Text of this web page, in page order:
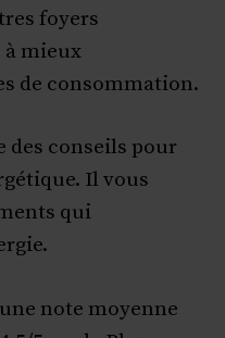
foyers
à mieux
de consommation.
des conseils pour
Il vous
qui
note moyenne